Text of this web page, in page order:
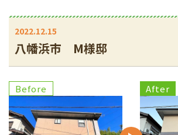
2022.12.15
八幡浜市 M様邸